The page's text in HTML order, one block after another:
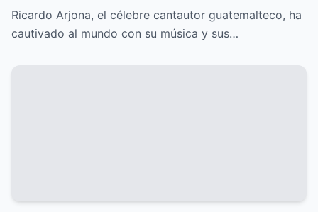
de un adiós”, una revelación que nadie
esperaba.
Ricardo Arjona, el célebre cantautor guatemalteco, ha
cautivado al mundo con su música y sus…